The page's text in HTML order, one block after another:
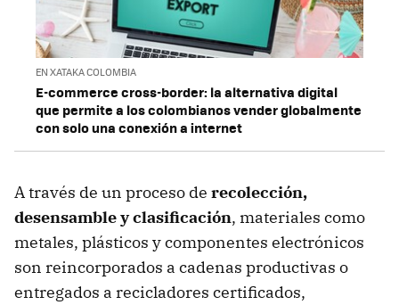
EN XATAKA COLOMBIA
E-commerce cross-border: la alternativa digital
que permite a los colombianos vender globalmente
con solo una conexión a internet
A través de un proceso de recolección,
desensamble y clasificación, materiales como
metales, plásticos y componentes electrónicos
son reincorporados a cadenas productivas o
entregados a recicladores certificados,